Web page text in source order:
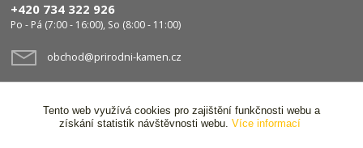
+420 734 322 926
Po - Pá (7:00 - 16:00), So (8:00 - 11:00)
obchod@prirodni-kamen.cz
Tento web využívá cookies pro zajištění funkčnosti webu a
získání statistik návštěvnosti webu. Více informací